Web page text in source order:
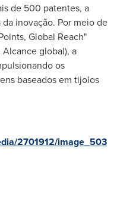
de 500 patentes, a
inovação. Por meio de
Global Reach"
Alcance global), a
os
baseados em tijolos
2701912/image_503